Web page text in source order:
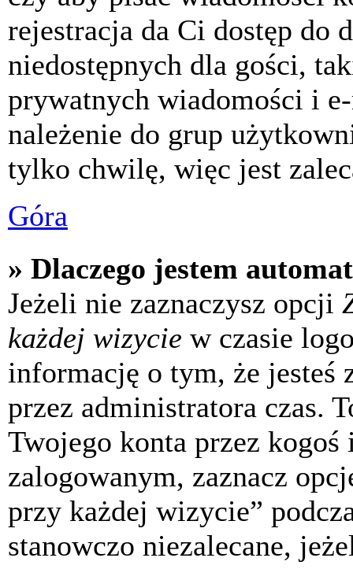
rejestracja da Ci dostęp do
niedostępnych dla gości,
prywatnych wiadomości i
należenie do grup
tylko chwilę, więc jest
Góra
» Dlaczego jestem
Jeżeli nie zaznaczysz opcji
każdej wizycie w czasie
informację o tym, że jesteś
przez administratora czas.
Twojego konta przez kogoś
zalogowanym, zaznacz
przy każdej wizycie”
stanowczo niezalecane,